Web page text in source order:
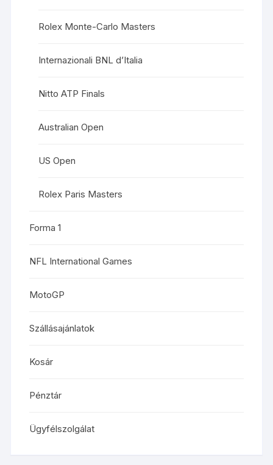
Rolex Monte-Carlo Masters
Internazionali BNL d’Italia
Nitto ATP Finals
Australian Open
US Open
Rolex Paris Masters
Forma 1
NFL International Games
MotoGP
Szállásajánlatok
Kosár
Pénztár
Ügyfélszolgálat